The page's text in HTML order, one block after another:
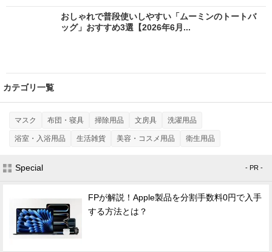
おしゃれで普段使いしやすい「ムーミンのトートバ
ッグ」おすすめ3選【2026年6月...
カテゴリ一覧
マスク 布団・寝具 掃除用品 文房具 洗濯用品
浴室・入浴用品 生活雑貨 美容・コスメ用品 衛生用品
Special - PR -
FPが解説！Apple製品を分割手数料0円で入手
する方法とは？